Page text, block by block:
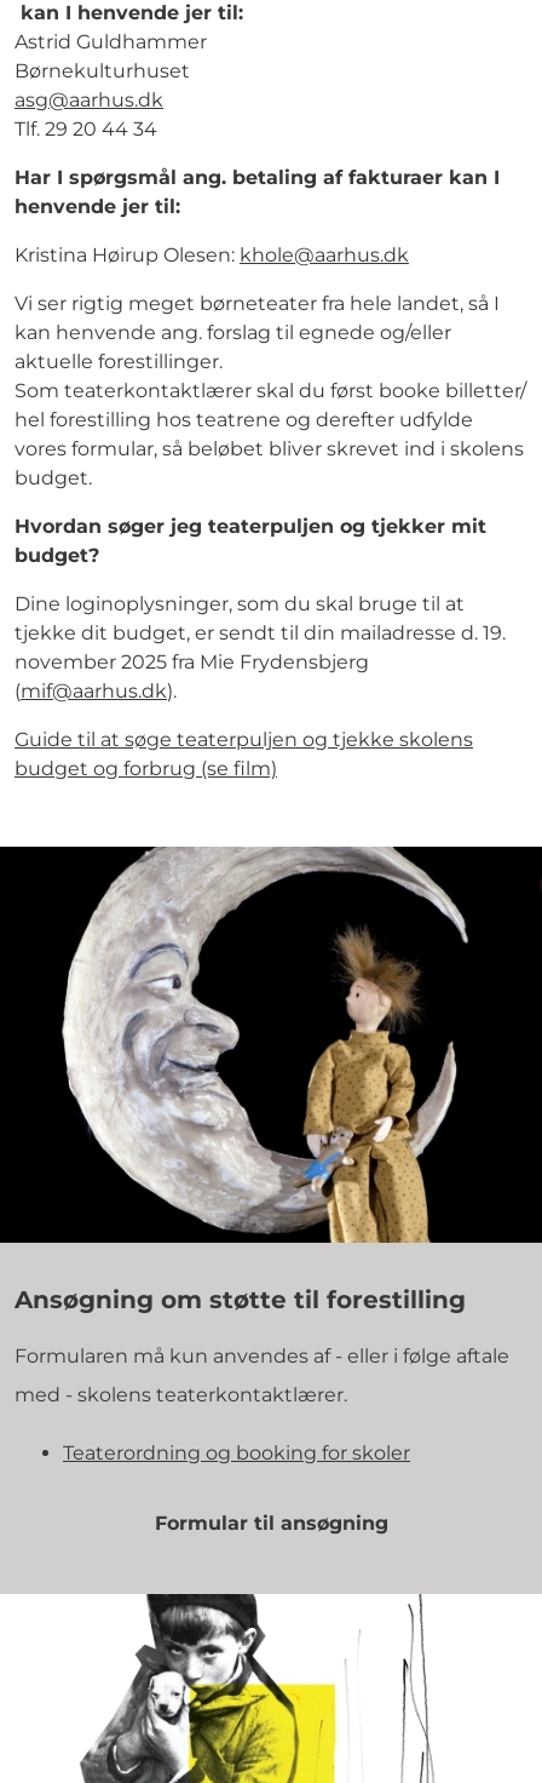
kan I henvende jer til:
Astrid Guldhammer
Børnekulturhuset
asg@aarhus.dk
Tlf. 29 20 44 34
Har I spørgsmål ang. betaling af fakturaer kan I
henvende jer til:
Kristina Høirup Olesen: khole@aarhus.dk
Vi ser rigtig meget børneteater fra hele landet, så I
kan henvende ang. forslag til egnede og/eller
aktuelle forestillinger.
Som teaterkontaktlærer skal du først booke billetter/
hel forestilling hos teatrene og derefter udfylde
vores formular, så beløbet bliver skrevet ind i skolens
budget.
Hvordan søger jeg teaterpuljen og tjekker mit
budget?
Dine loginoplysninger, som du skal bruge til at
tjekke dit budget, er sendt til din mailadresse d. 19.
november 2025 fra Mie Frydensbjerg
(mif@aarhus.dk).
Guide til at søge teaterpuljen og tjekke skolens
budget og forbrug (se film)
Ansøgning om støtte til forestilling
Formularen må kun anvendes af - eller i følge aftale
med - skolens teaterkontaktlærer.
Teaterordning og booking for skoler
Formular til ansøgning